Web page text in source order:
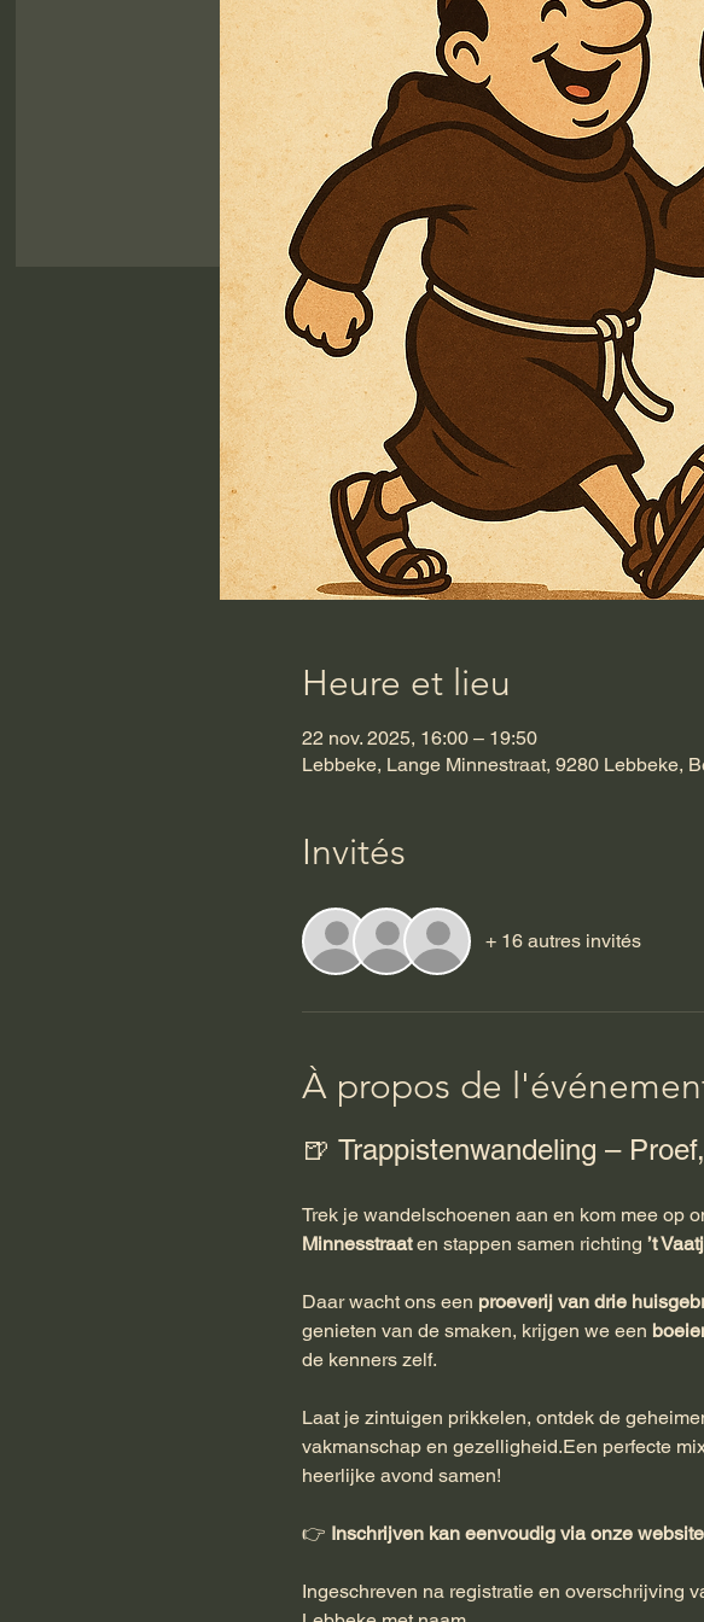
Heure et lieu
22 nov. 2025, 16:00 – 19:50
Lebbeke, Lange Minnestraat, 9280 Lebbeke,
Invités
+ 16 autres invités
À propos de
🍺 Trappistenwandeling –
Trek je wandelschoenen aan en kom mee op
Minnesstraat en stappen samen richting ’t
Daar wacht ons een proeverij van drie
genieten van de smaken, krijgen we een
de kenners zelf.
Laat je zintuigen prikkelen, ontdek de
vakmanschap en gezelligheid.Een perfecte
heerlijke avond samen!
👉 Inschrijven kan eenvoudig via onze
Ingeschreven na registratie en overschrijving